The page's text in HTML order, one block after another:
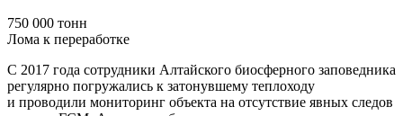
750 000 тонн
Лома к переработке
С 2017 года сотрудники Алтайского биосферного заповедника
регулярно погружались к затонувшему теплоходу
и проводили мониторинг объекта на отсутствие явных следов